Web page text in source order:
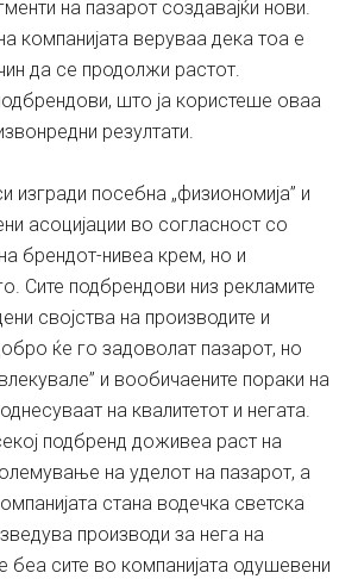
на пазарот создавајќи нови.
компанијата веруваа дека тоа е
да се продолжи растот.
што ја користеше оваа
резултати.
изгради посебна „физиономија” и
асоцијации во согласност со
брендот-нивеа крем, но и
Сите подбрендови низ рекламите
својства на производите и
ќе го задоволат пазарот, но
и вообичаените пораки на
на квалитетот и негата.
подбренд доживеа раст на
на уделот на пазарот, а
стана водечка светска
производи за нега на
беа сите во компанијата одушевени